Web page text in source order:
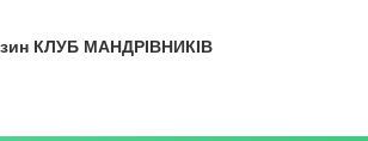
КЛУБ МАНДРІВНИКІВ